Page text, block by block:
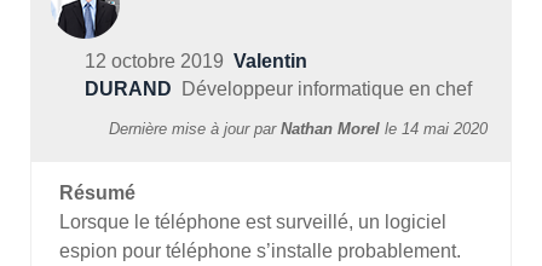
12 octobre 2019 Valentin
DURAND Développeur informatique en chef
Dernière mise à jour par Nathan Morel le 14 mai 2020
Résumé
Lorsque le téléphone est surveillé, un logiciel
espion pour téléphone s’installe probablement.